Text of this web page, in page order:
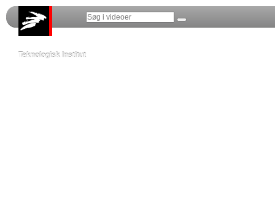
Teknologisk Institut